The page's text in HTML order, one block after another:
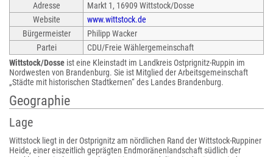
Adresse
Markt 1, 16909 Wittstock/Dosse
Website
www.wittstock.de
Bürgermeister
Philipp Wacker
Partei
CDU/Freie Wählergemeinschaft
Wittstock/Dosse ist eine Kleinstadt im Landkreis Ostprignitz-Ruppin im
Nordwesten von Brandenburg. Sie ist Mitglied der Arbeitsgemeinschaft
„Städte mit historischen Stadtkernen“ des Landes Brandenburg.
Geographie
Lage
Wittstock liegt in der Ostprignitz am nördlichen Rand der Wittstock-Ruppiner
Heide, einer eiszeitlich geprägten Endmoränenlandschaft südlich der